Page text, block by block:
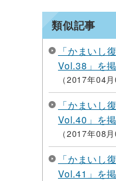
類似記事
「かまいし
Vol.38」を
2017年04
「かまいし
Vol.40」を
2017年08
「かまいし
Vol.41」を